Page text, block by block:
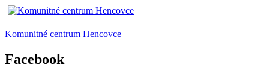
Komunitné centrum Hencovce
Facebook